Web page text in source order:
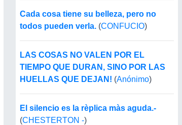
Cada cosa tiene su belleza, pero no
todos pueden verla. (CONFUCIO)
LAS COSAS NO VALEN POR EL
TIEMPO QUE DURAN, SINO POR LAS
HUELLAS QUE DEJAN! (Anónimo)
El silencio es la rèplica màs aguda.-
(CHESTERTON -)